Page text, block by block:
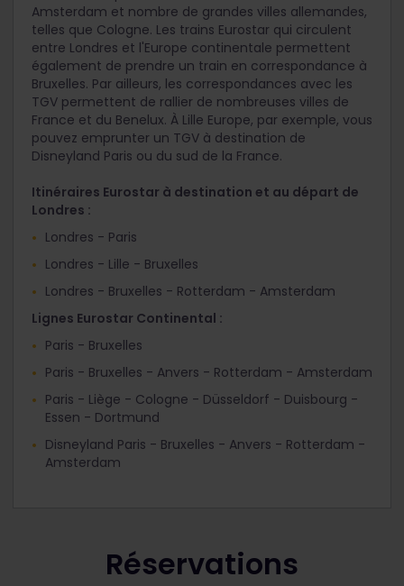
Amsterdam et nombre de grandes villes allemandes,
telles que Cologne. Les trains Eurostar qui circulent
entre Londres et l'Europe continentale permettent
également de prendre un train en correspondance à
Bruxelles. Par ailleurs, les correspondances avec les
TGV permettent de rallier de nombreuses villes de
France et du Benelux. À Lille Europe, par exemple, vous
pouvez emprunter un TGV à destination de
Disneyland Paris ou du sud de la France.
Itinéraires Eurostar à destination et au départ de
Londres :
Londres - Paris
Londres - Lille - Bruxelles
Londres - Bruxelles - Rotterdam - Amsterdam
Lignes Eurostar Continental :
Paris - Bruxelles
Paris - Bruxelles - Anvers - Rotterdam - Amsterdam
Paris - Liège - Cologne - Düsseldorf - Duisbourg -
Essen - Dortmund
Disneyland Paris - Bruxelles - Anvers - Rotterdam -
Amsterdam
Réservations